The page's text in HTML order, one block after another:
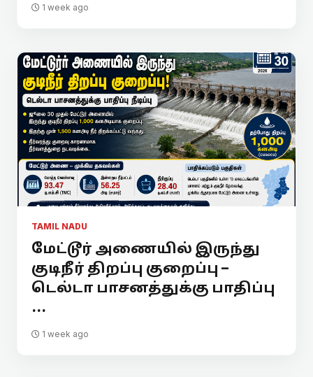
1 week ago
TAMIL NADU
மேட்டூர் அணையில் இருந்து
குடிநீர் திறப்பு குறைப்பு –
டெல்டா பாசனத்துக்கு பாதிப்பு
...
1 week ago